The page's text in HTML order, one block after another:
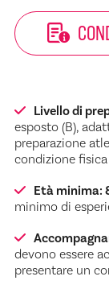
Livello di
esposto (B),
preparazione
condizione fisica
Età minima:
minimo di
devono essere
presentare un